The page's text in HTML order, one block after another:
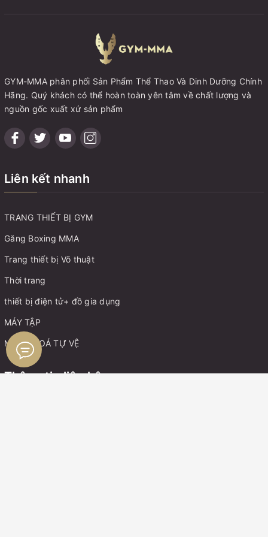
GYM-MMA phân phối Sản Phẩm Thể Thao Và Dinh Dưỡng Chính
Hãng. Quý khách có thể hoàn toàn yên tâm về chất lượng và
nguồn gốc xuất xứ sản phẩm
Liên kết nhanh
TRANG THIẾT BỊ GYM
Găng Boxing MMA
Trang thiết bị Võ thuật
Thời trang
thiết bị điện tử+ đồ gia dụng
MÁY TẬP
MÓC KHOÁ TỰ VỆ
Thông tin liên hệ